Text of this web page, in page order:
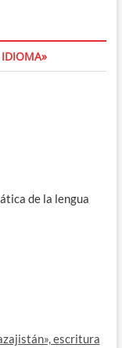
IDIOMA»
de la lengua
escritura